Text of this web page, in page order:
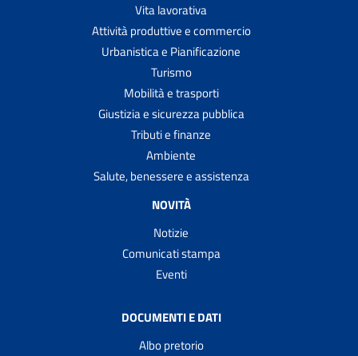
Vita lavorativa
Attività produttive e commercio
Urbanistica e Pianificazione
Turismo
Mobilità e trasporti
Giustizia e sicurezza pubblica
Tributi e finanze
Ambiente
Salute, benessere e assistenza
NOVITÀ
Notizie
Comunicati stampa
Eventi
DOCUMENTI E DATI
Albo pretorio